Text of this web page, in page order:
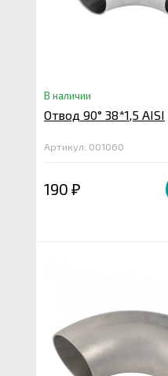
В наличии
Отвод 90° 38*1,5 AISI
Артикул: 001060
190 ₽